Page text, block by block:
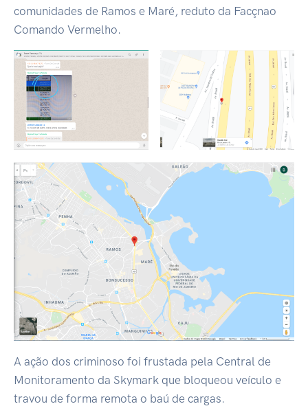
comunidades de Ramos e Maré, reduto da Facçnao
Comando Vermelho.
A ação dos criminoso foi frustada pela Central de
Monitoramento da Skymark que bloqueou veículo e
travou de forma remota o baú de cargas.